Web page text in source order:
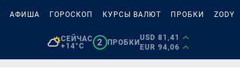
АФИША ГОРОСКОП КУРСЫ ВАЛЮТ ПРОБКИ ZODY
СЕЙЧАС
+14°C
2 ПРОБКИ
USD 81,41
EUR 94,06